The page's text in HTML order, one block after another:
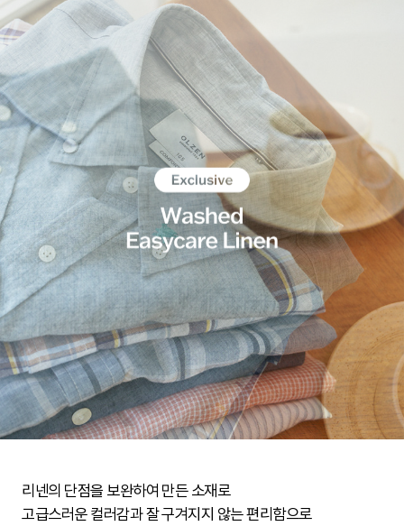
리넨의 단점을 보완하여 만든 소재로
고급스러운 컬러감과 잘 구겨지지 않는 편리함으로